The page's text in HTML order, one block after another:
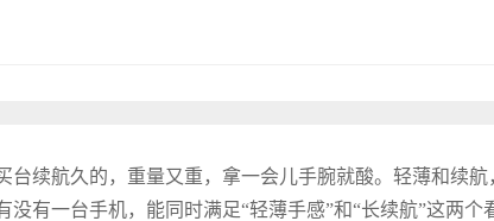
续航久的，重量又重，拿一会儿手腕就酸。轻薄和续航
有一台手机，能同时满足“轻薄手感”和“长续航”这两个